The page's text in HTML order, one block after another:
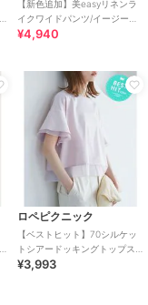
【新色追加】美easyリネンラ
イクワイドパンツ/イージーケ
ア・接触冷感・セットアップ
¥4,940
ロペピクニック
【ベストヒット】70シルケッ
トシアードッキングトップス/
着丈が選べる・UVカット・接
¥3,993